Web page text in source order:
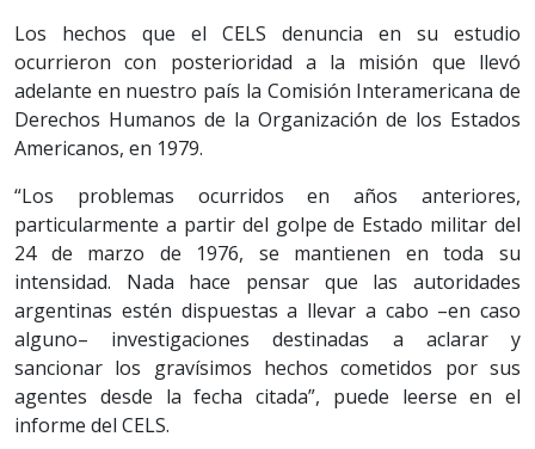
Los hechos que el CELS denuncia en su estudio
ocurrieron con posterioridad a la misión que llevó
adelante en nuestro país la Comisión Interamericana de
Derechos Humanos de la Organización de los Estados
Americanos, en 1979.
“Los problemas ocurridos en años anteriores,
particularmente a partir del golpe de Estado militar del
24 de marzo de 1976, se mantienen en toda su
intensidad. Nada hace pensar que las autoridades
argentinas estén dispuestas a llevar a cabo –en caso
alguno– investigaciones destinadas a aclarar y
sancionar los gravísimos hechos cometidos por sus
agentes desde la fecha citada”, puede leerse en el
informe del CELS.